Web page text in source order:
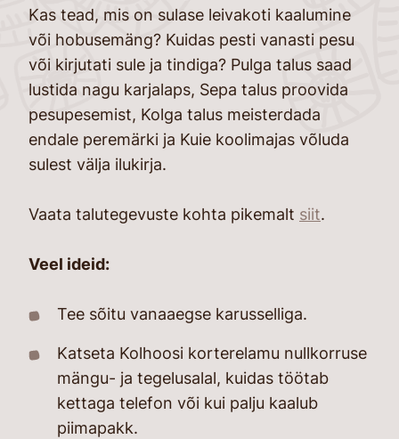
Kas tead, mis on sulase leivakoti kaalumine
või hobusemäng? Kuidas pesti vanasti pesu
või kirjutati sule ja tindiga? Pulga talus saad
lustida nagu karjalaps, Sepa talus proovida
pesupesemist, Kolga talus meisterdada
endale peremärki ja Kuie koolimajas võluda
sulest välja ilukirja.
Vaata talutegevuste kohta pikemalt siit.
Veel ideid:
Tee sõitu vanaaegse karusselliga.
Katseta Kolhoosi korterelamu nullkorruse
mängu- ja tegelusalal, kuidas töötab
kettaga telefon või kui palju kaalub
piimapakk.